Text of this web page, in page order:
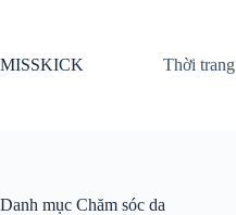
nội
MISSKICK Thời trang
Danh mục Chăm sóc da